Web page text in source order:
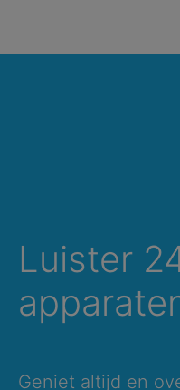
Luister
Geniet altijd en